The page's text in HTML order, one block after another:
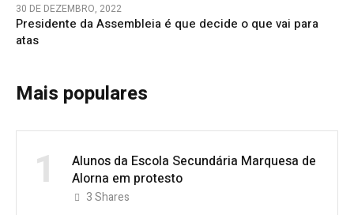
30 DE DEZEMBRO, 2022
Presidente da Assembleia é que decide o que vai para
atas
Mais populares
1
Alunos da Escola Secundária Marquesa de
Alorna em protesto
3Shares